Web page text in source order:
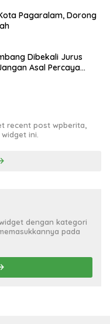
Pagaralam, Dorong
Dibekali Jurus
Asal Percaya
recent post wpberita,
ini.
dengan kategori
pada